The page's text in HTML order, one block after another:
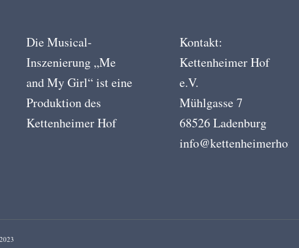
Die Musical-
Inszenierung „Me
and My Girl“ ist eine
Produktion des
Kettenheimer Hof
Kontakt:
Kettenheimer Hof
e.V.
Mühlgasse 7
68526 Ladenburg
info@kettenheimerhof.de